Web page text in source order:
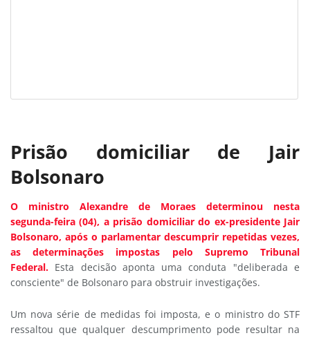
Prisão domiciliar de Jair
Bolsonaro
O ministro Alexandre de Moraes determinou nesta
segunda-feira (04), a prisão domiciliar do ex-presidente Jair
Bolsonaro, após o parlamentar descumprir repetidas vezes,
as determinações impostas pelo Supremo Tribunal
Federal. Esta decisão aponta uma conduta "deliberada e
consciente" de Bolsonaro para obstruir investigações.
Um nova série de medidas foi imposta, e o ministro do STF
ressaltou que qualquer descumprimento pode resultar na